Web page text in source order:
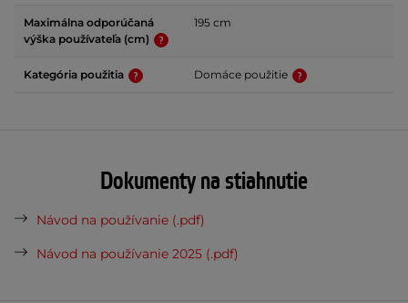
Maximálna odporúčaná
výška používateľa (cm)
195 cm
Kategória použitia Domáce použitie
Dokumenty na stiahnutie
Návod na používanie (.pdf)
Návod na používanie 2025 (.pdf)